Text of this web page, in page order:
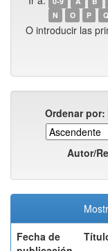
N
O P Q
O introducir las
Ordenar por:
Autor/
Fecha de